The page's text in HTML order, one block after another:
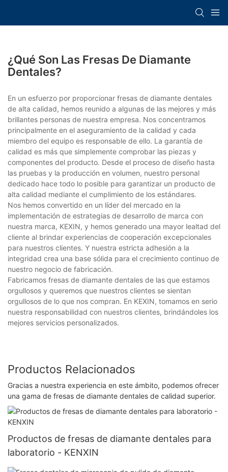
¿Qué Son Las Fresas De Diamante
Dentales?
En un esfuerzo por proporcionar fresas de diamante dentales
de alta calidad, hemos reunido a algunas de las mejores y más
brillantes personas de nuestra empresa. Nos concentramos
principalmente en el aseguramiento de la calidad y cada
miembro del equipo es responsable de ello. La garantía de
calidad es más que simplemente comprobar las piezas y
componentes del producto. Desde el proceso de diseño hasta
las pruebas y la producción en volumen, nuestro personal
dedicado hace todo lo posible para garantizar un producto de
alta calidad mediante el cumplimiento de los estándares.
Nos hemos convertido en un líder del mercado en la
implementación de estrategias de desarrollo de marca con
nuestra marca, KEXIN, y hemos generado una mayor lealtad del
cliente al brindar experiencias de cooperación excepcionales
para nuestros clientes. Y nuestra estricta adhesión a la
integridad crea una base sólida para el crecimiento continuo de
nuestro negocio de fabricación.
Fabricamos fresas de diamante dentales de las que estamos
orgullosos y queremos que nuestros clientes se sientan
orgullosos de lo que nos compran. En KEXIN, tomamos en serio
nuestra responsabilidad con nuestros clientes, brindándoles los
mejores servicios personalizados.
Productos Relacionados
Gracias a nuestra experiencia en este ámbito, podemos ofrecer
una gama de fresas de diamante dentales de calidad superior.
Productos de fresas de diamante dentales para
laboratorio - KENXIN